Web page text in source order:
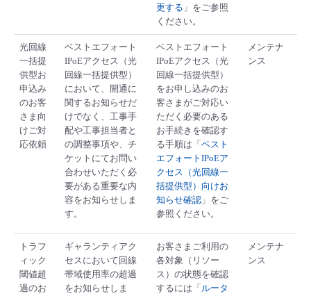
更する 」をご参照
ください。
光回線
一括提
供型お
申込み
のお客
さま向
けご対
応依頼
ベストエフォート
IPoEアクセス（光
回線一括提供型）
において、開通に
関するお知らせだ
けでなく、工事手
配や工事担当者と
の調整事項や、チ
ケットにてお問い
合わせいただく必
要がある重要な内
容をお知らせしま
す。
ベストエフォート
IPoEアクセス（光
回線一括提供型）
をお申し込みのお
客さまがご対応い
ただく必要のある
お手続きを確認す
る手順は「 ベスト
エフォートIPoEア
クセス（光回線一
括提供型）向けお
知らせ確認 」をご
参照ください。
メンテナ
ンス
トラフ
ィック
閾値超
過のお
ギャランティアク
セスにおいて回線
帯域使用率の超過
をお知らせしま
お客さまご利用の
各対象（リソー
ス）の状態を確認
するには「 ルータ
メンテナ
ンス